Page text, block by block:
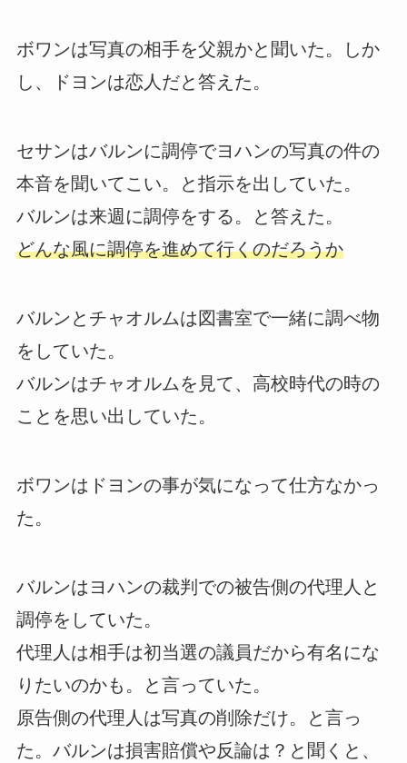
ボワンは写真の相手を父親かと聞いた。しか
し、ドヨンは恋人だと答えた。
セサンはバルンに調停でヨハンの写真の件の
本音を聞いてこい。と指示を出していた。
バルンは来週に調停をする。と答えた。
どんな風に調停を進めて行くのだろうか
バルンとチャオルムは図書室で一緒に調べ物
をしていた。
バルンはチャオルムを見て、高校時代の時の
ことを思い出していた。
ボワンはドヨンの事が気になって仕方なかっ
た。
バルンはヨハンの裁判での被告側の代理人と
調停をしていた。
代理人は相手は初当選の議員だから有名にな
りたいのかも。と言っていた。
原告側の代理人は写真の削除だけ。と言っ
た。バルンは損害賠償や反論は？と聞くと、